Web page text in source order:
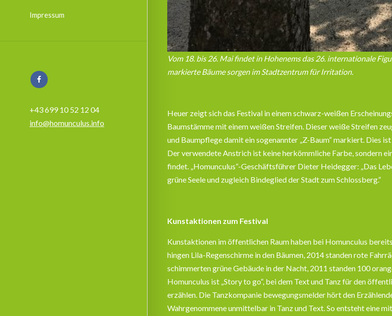
Impressum
+43 699 10 52 12 04
info@homunculus.info
Vom 18. bis 26. Mai findet in Hohenems das 26. internationale
markierte Bäume sorgen im Stadtzentrum für Irritation.
Heuer zeigt sich das Festival in einem schwarz-weißen
Baumstämme mit einem weißen Streifen. Dieser weiße Streifen
und Baumpflege damit ein sogenannter „Z-Baum“ markiert. Dies
Der verwendete Anstrich ist keine herkömmliche Farbe, sondern
findet. „Homunculus“-Geschäftsführer Dieter Heidegger: „Das
grüne Seele und zugleich Bindeglied der Stadt zum Schlossberg.“
Kunstaktionen zum Festival
Kunstaktionen im öffentlichen Raum haben bei Homunculus
hingen Lila-Regenschirme in den Bäumen, 2014 standen rote
schimmerten grüne Gebäude in der Nacht, 2011 standen 100
Homunculus ist „Story to go“, bei dem Text und Tanz für den
erzählen. Die Tanzkompanie bewegungsmelder hört den
Wahrgenommene unmittelbar in Tanz und Text. So entsteht eine